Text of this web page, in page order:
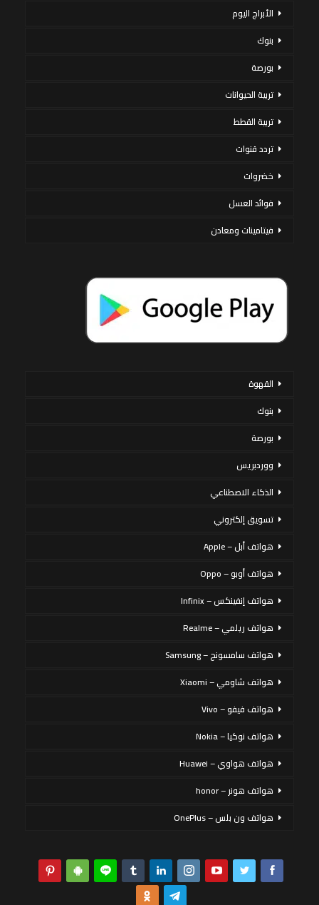
الأبراج اليوم
بنوك
بورصة
تربية الحيوانات
تربية القطط
تردد قنوات
خضروات
فوائد العسل
فيتامينات ومعادن
القهوة
بنوك
بورصة
ووردبريس
الذكاء الاصطناعي
تسويق إلكتروني
هواتف أبل – Apple
هواتف أوبو – Oppo
هواتف إنفينكس – Infinix
هواتف ريلمي – Realme
هواتف سامسونج – Samsung
هواتف شاومي – Xiaomi
هواتف فيفو – Vivo
هواتف نوكيا – Nokia
هواتف هواوي – Huawei
هواتف هونر – honor
هواتف ون بلس – OnePlus